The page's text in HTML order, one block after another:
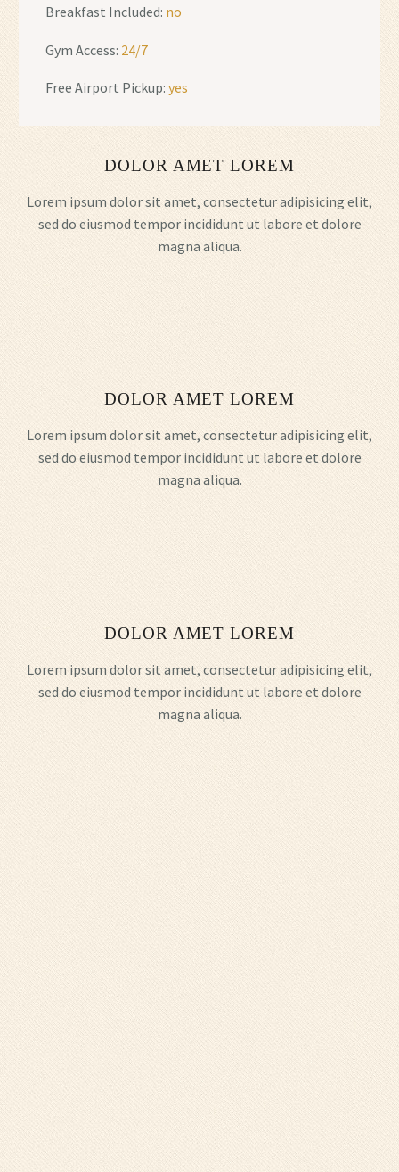
Breakfast Included: no
Gym Access: 24/7
Free Airport Pickup: yes
DOLOR AMET LOREM
Lorem ipsum dolor sit amet, consectetur adipisicing elit,
sed do eiusmod tempor incididunt ut labore et dolore
magna aliqua.
DOLOR AMET LOREM
Lorem ipsum dolor sit amet, consectetur adipisicing elit,
sed do eiusmod tempor incididunt ut labore et dolore
magna aliqua.
DOLOR AMET LOREM
Lorem ipsum dolor sit amet, consectetur adipisicing elit,
sed do eiusmod tempor incididunt ut labore et dolore
magna aliqua.